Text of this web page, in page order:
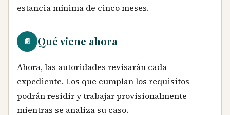
estancia mínima de cinco meses.
📄 Qué viene ahora
Ahora, las autoridades revisarán cada
expediente. Los que cumplan los requisitos
podrán residir y trabajar provisionalmente
mientras se analiza su caso.